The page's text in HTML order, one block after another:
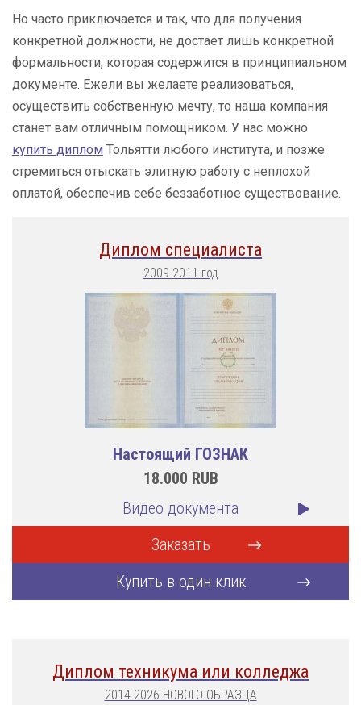
Но часто приключается и так, что для получения
конкретной должности, не достает лишь конкретной
формальности, которая содержится в принципиальном
документе. Ежели вы желаете реализоваться,
осуществить собственную мечту, то наша компания
станет вам отличным помощником. У нас можно
купить диплом Тольятти любого института, и позже
стремиться отыскать элитную работу с неплохой
оплатой, обеспечив себе беззаботное существование.
Диплом специалиста
2009-2011 год
Настоящий ГОЗНАК
18.000 RUB
Видео документа
Заказать
Купить в один клик
Диплом техникума или колледжа
2014-2026 НОВОГО ОБРАЗЦА